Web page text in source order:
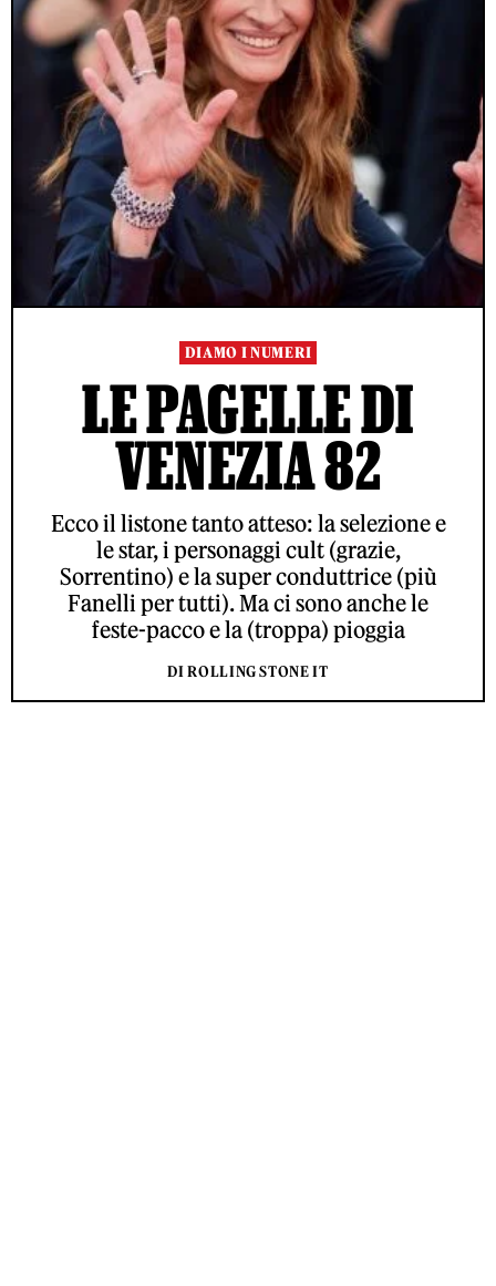
DIAMO I NUMERI
LE PAGELLE DI
VENEZIA 82
Ecco il listone tanto atteso: la selezione e
le star, i personaggi cult (grazie,
Sorrentino) e la super conduttrice (più
Fanelli per tutti). Ma ci sono anche le
feste-pacco e la (troppa) pioggia
DI ROLLING STONE IT